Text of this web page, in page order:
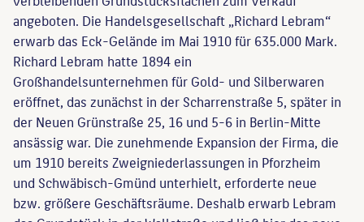
angeboten. Die Handelsgesellschaft „Richard Lebram“
erwarb das Eck-Gelände im Mai 1910 für 635.000 Mark.
Richard Lebram hatte 1894 ein
Großhandelsunternehmen für Gold- und Silberwaren
eröffnet, das zunächst in der Scharrenstraße 5, später in
der Neuen Grünstraße 25, 16 und 5-6 in Berlin-Mitte
ansässig war. Die zunehmende Expansion der Firma, die
um 1910 bereits Zweigniederlassungen in Pforzheim
und Schwäbisch-Gmünd unterhielt, erforderte neue
bzw. größere Geschäftsräume. Deshalb erwarb Lebram